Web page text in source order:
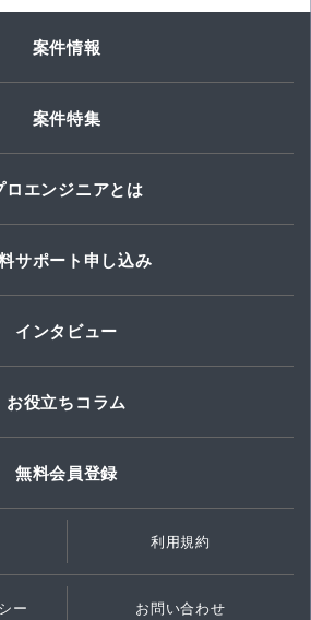
案件情報
案件特集
ロエンジニアとは
サポート申し込み
インタビュー
お役立ちコラム
無料会員登録
利用規約
ー お問い合わせ